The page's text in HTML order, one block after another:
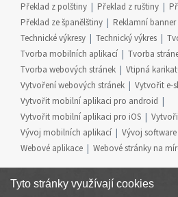
Překlad z polštiny
Překlad z ruštiny
Překlad ze španělštiny
Reklamní banner
Technické výkresy
Technický výkres
Tvorba mobilních aplikací
Tvorba
Tvorba webových stránek
Vtipná
Vytvoření webových stránek
Vytvořit e-
Vytvořit mobilní aplikaci pro android
Vytvořit mobilní aplikaci pro iOS
Vývoj mobilních aplikací
Vývoj software
Webové aplikace
Webové stránky na
Tyto stránky využívají cookies